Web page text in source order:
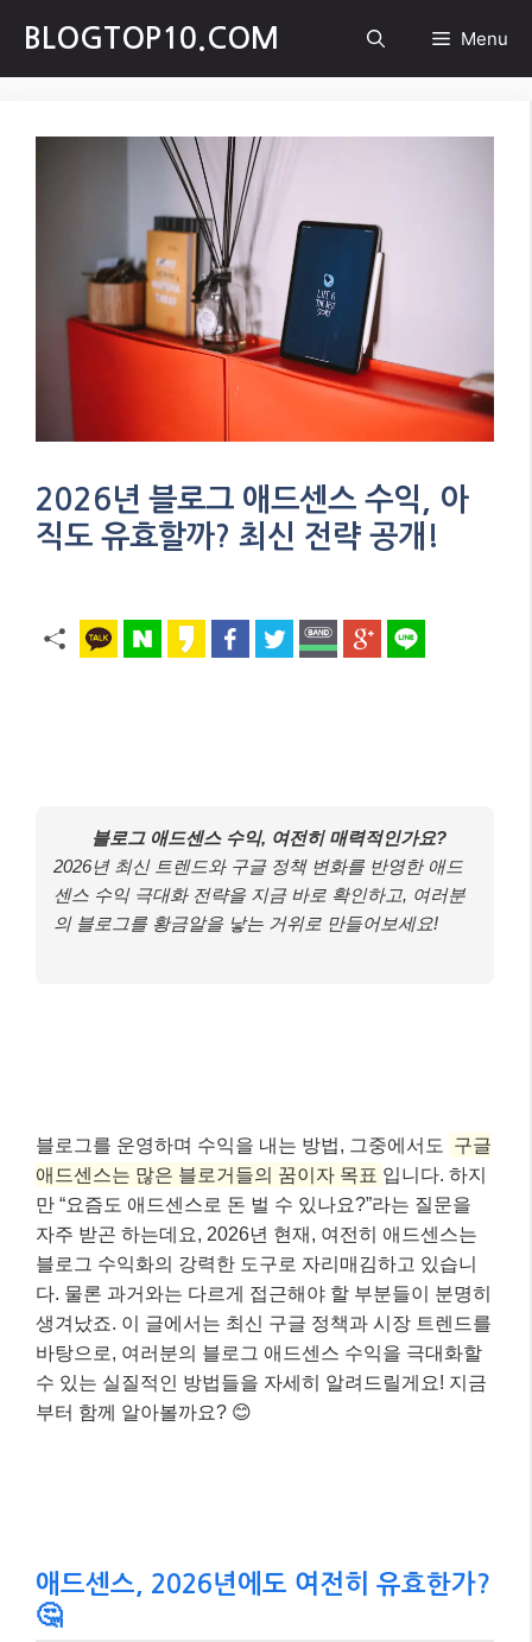
content
BLOGTOP10.COM Menu
2026년 블로그 애드센스 수익, 아
직도 유효할까? 최신 전략 공개!
블로그 애드센스 수익, 여전히 매력적인가요?
2026년 최신 트렌드와 구글 정책 변화를 반영한 애드
센스 수익 극대화 전략을 지금 바로 확인하고, 여러분
의 블로그를 황금알을 낳는 거위로 만들어보세요!
블로그를 운영하며 수익을 내는 방법, 그중에서도
구글
애드센스는 많은 블로거들의 꿈이자 목표 입니다. 하지
만 “요즘도 애드센스로 돈 벌 수 있나요?”라는 질문을
자주 받곤 하는데요, 2026년 현재, 여전히 애드센스는
블로그 수익화의 강력한 도구로 자리매김하고 있습니
다. 물론 과거와는 다르게 접근해야 할 부분들이 분명히
생겨났죠. 이 글에서는 최신 구글 정책과 시장 트렌드를
바탕으로, 여러분의 블로그 애드센스 수익을 극대화할
수 있는 실질적인 방법들을 자세히 알려드릴게요! 지금
부터 함께 알아볼까요? 😊
애드센스, 2026년에도 여전히 유효한가?
🤔